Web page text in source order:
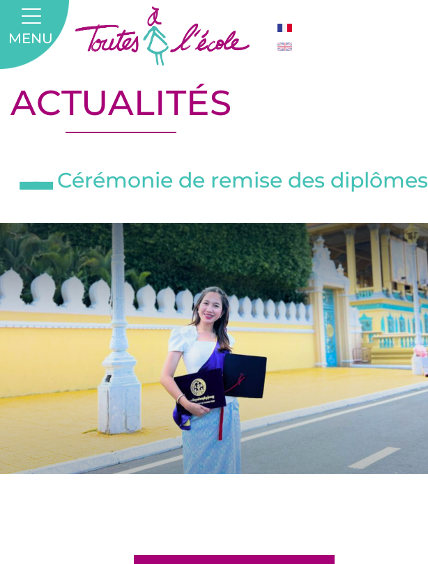
ACTUALITÉS
Cérémonie de remise des diplômes
MENU